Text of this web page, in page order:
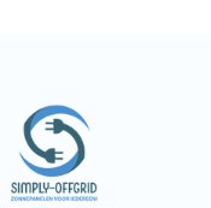
Simply Offgrid